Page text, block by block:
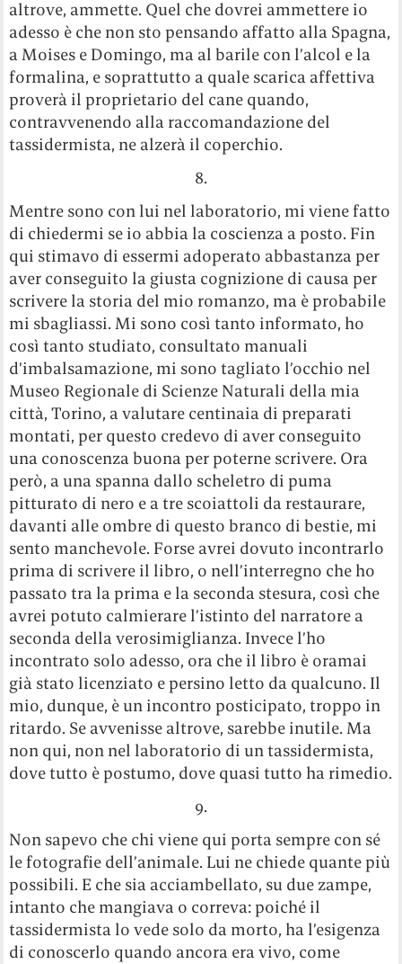
altrove, ammette. Quel che dovrei ammettere io
adesso è che non sto pensando affatto alla Spagna,
a Moises e Domingo, ma al barile con l’alcol e la
formalina, e soprattutto a quale scarica affettiva
proverà il proprietario del cane quando,
contravvenendo alla raccomandazione del
tassidermista, ne alzerà il coperchio.
8.
Mentre sono con lui nel laboratorio, mi viene fatto
di chiedermi se io abbia la coscienza a posto. Fin
qui stimavo di essermi adoperato abbastanza per
aver conseguito la giusta cognizione di causa per
scrivere la storia del mio romanzo, ma è probabile
mi sbagliassi. Mi sono così tanto informato, ho
così tanto studiato, consultato manuali
d’imbalsamazione, mi sono tagliato l’occhio nel
Museo Regionale di Scienze Naturali della mia
città, Torino, a valutare centinaia di preparati
montati, per questo credevo di aver conseguito
una conoscenza buona per poterne scrivere. Ora
però, a una spanna dallo scheletro di puma
pitturato di nero e a tre scoiattoli da restaurare,
davanti alle ombre di questo branco di bestie, mi
sento manchevole. Forse avrei dovuto incontrarlo
prima di scrivere il libro, o nell’interregno che ho
passato tra la prima e la seconda stesura, così che
avrei potuto calmierare l’istinto del narratore a
seconda della verosimiglianza. Invece l’ho
incontrato solo adesso, ora che il libro è oramai
già stato licenziato e persino letto da qualcuno. Il
mio, dunque, è un incontro posticipato, troppo in
ritardo. Se avvenisse altrove, sarebbe inutile. Ma
non qui, non nel laboratorio di un tassidermista,
dove tutto è postumo, dove quasi tutto ha rimedio.
9.
Non sapevo che chi viene qui porta sempre con sé
le fotografie dell’animale. Lui ne chiede quante più
possibili. E che sia acciambellato, su due zampe,
intanto che mangiava o correva: poiché il
tassidermista lo vede solo da morto, ha l’esigenza
di conoscerlo quando ancora era vivo, come